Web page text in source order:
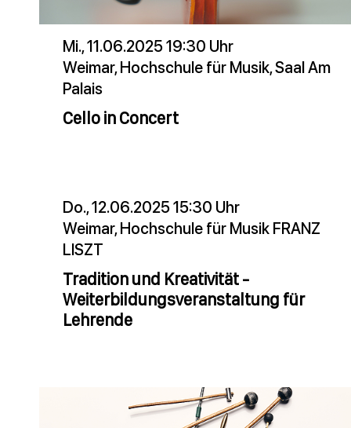
Mi., 11.06.2025 19:30 Uhr
Weimar, Hochschule für Musik, Saal Am
Palais
Cello in Concert
Do., 12.06.2025 15:30 Uhr
Weimar, Hochschule für Musik FRANZ
LISZT
Tradition und Kreativität -
Weiterbildungsveranstaltung für
Lehrende